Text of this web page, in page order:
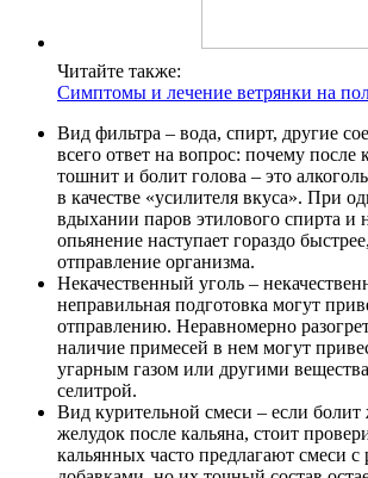
Читайте также:
Симптомы и лечение ветрянки на
Вид фильтра – вода, спирт, другие
всего ответ на вопрос: почему после
тошнит и болит голова – это
в качестве «усилителя вкуса». При
вдыхании паров этилового спирта и
опьянение наступает гораздо
отправление организма.
Некачественный уголь –
неправильная подготовка могут
отправлению. Неравномерно
наличие примесей в нем могут
угарным газом или другими
селитрой.
Вид курительной смеси – если
желудок после кальяна, стоит
кальянных часто предлагают смеси